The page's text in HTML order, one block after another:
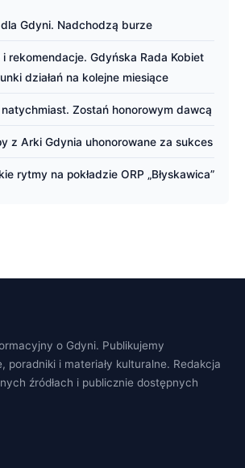
Gdyni. Nadchodzą burze
rekomendacje. Gdyńska Rada Kobiet
działań na kolejne miesiące
Zostań honorowym dawcą
z Arki Gdynia uhonorowane za sukces
rytmy na pokładzie ORP „Błyskawica”
o Gdyni. Publikujemy
poradniki i materiały kulturalne. Redakcja
źródłach i publicznie dostępnych